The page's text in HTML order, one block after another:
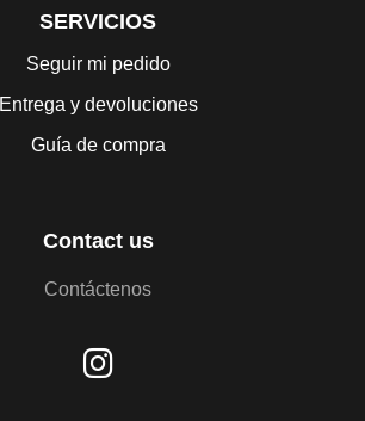
SERVICIOS
Seguir mi pedido
Entrega y devoluciones
Guía de compra
Contact us
Contáctenos